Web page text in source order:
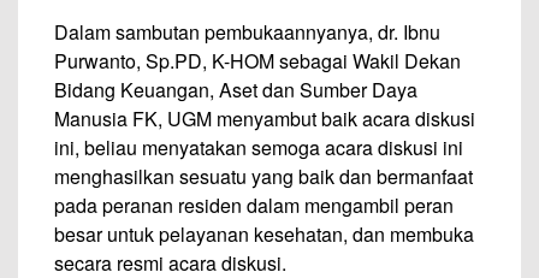
Dalam sambutan pembukaannyanya, dr. Ibnu
Purwanto, Sp.PD, K-HOM sebagai Wakil Dekan
Bidang Keuangan, Aset dan Sumber Daya
Manusia FK, UGM menyambut baik acara diskusi
ini, beliau menyatakan semoga acara diskusi ini
menghasilkan sesuatu yang baik dan bermanfaat
pada peranan residen dalam mengambil peran
besar untuk pelayanan kesehatan, dan membuka
secara resmi acara diskusi.